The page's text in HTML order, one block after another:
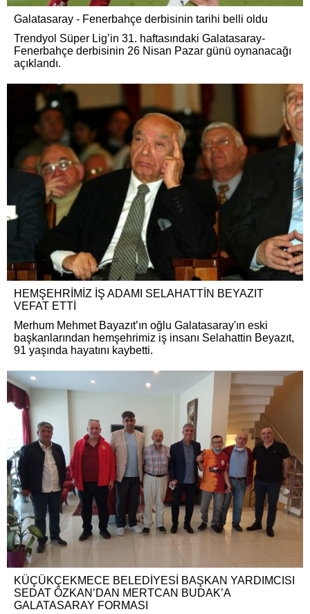
Galatasaray - Fenerbahçe derbisinin tarihi belli oldu
Trendyol Süper Lig’in 31. haftasındaki Galatasaray-
Fenerbahçe derbisinin 26 Nisan Pazar günü oynanacağı
açıklandı.
HEMŞEHRİMİZ İŞ ADAMI SELAHATTİN BEYAZIT
VEFAT ETTİ
Merhum Mehmet Bayazıt’ın oğlu Galatasaray'ın eski
başkanlarından hemşehrimiz iş insanı Selahattin Beyazıt,
91 yaşında hayatını kaybetti.
KÜÇÜKÇEKMECE BELEDİYESİ BAŞKAN YARDIMCISI
SEDAT ÖZKAN’DAN MERTCAN BUDAK’A
GALATASARAY FORMASI